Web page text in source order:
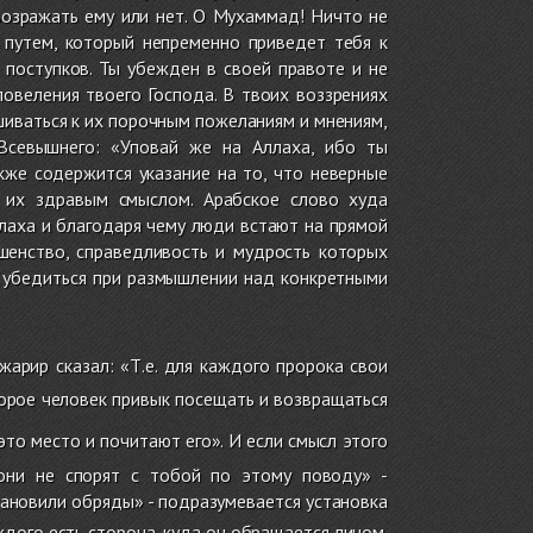
ему или нет. О Мухаммад! Ничто не
который непременно приведет тебя к
Ты убежден в своей правоте и не
твоего Господа. В твоих воззрениях
к их порочным пожеланиям и мнениям,
«Уповай же на Аллаха, ибо ты
содержится указание на то, что неверные
их здравым смыслом. Арабское слово худа
и благодаря чему люди встают на прямой
справедливость и мудрость которых
при размышлении над конкретными
сказал: «Т.е. для каждого пророка свои
человек привык посещать и возвращаться
место и почитают его». И если смысл этого
не спорят с тобой по этому поводу» -
обряды» - подразумевается установка